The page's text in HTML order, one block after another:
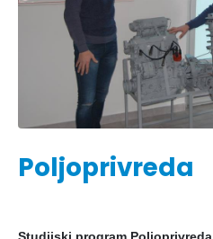
Poljoprivreda